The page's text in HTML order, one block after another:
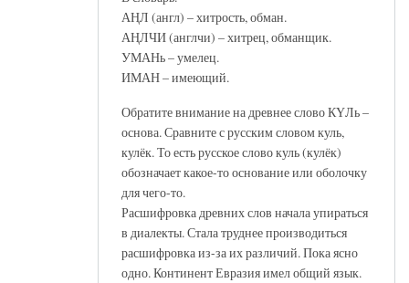
АҢЛ (англ) – хитрость, обман.
АҢЛЧИ (англчи) – хитрец, обманщик.
УМАНь – умелец.
ИМАН – имеющий.
Обратите внимание на древнее слово КҮЛь –
основа. Сравните с русским словом куль,
кулёк. То есть русское слово куль (кулёк)
обозначает какое-то основание или оболочку
для чего-то.
Расшифровка древних слов начала упираться
в диалекты. Стала труднее производиться
расшифровка из-за их различий. Пока ясно
одно. Континент Евразия имел общий язык.